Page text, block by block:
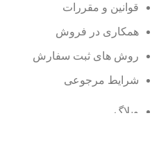
قوانین و مقررات
همکاری در فروش
روش های ثبت سفارش
شرایط مرجوعی
وبلاگ